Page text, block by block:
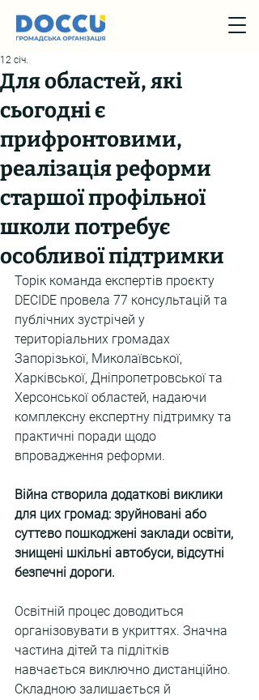
Для областей, які
сьогодні є
прифронтовими,
реалізація реформи
старшої профільної
школи потребує
особливої підтримки
12 січ.
Торік команда експертів проєкту
DECIDE провела 77 консультацій та
публічних зустрічей у
територіальних громадах
Запорізької, Миколаївської,
Харківської, Дніпропетровської та
Херсонської областей, надаючи
комплексну експертну підтримку та
практичні поради щодо
впровадження реформи.
Війна створила додаткові виклики
для цих громад: зруйновані або
суттєво пошкоджені заклади освіти,
знищені шкільні автобуси, відсутні
безпечні дороги.
Освітній процес доводиться
організовувати в укриттях. Значна
частина дітей та підлітків
навчається виключно дистанційно.
Складною залишається й